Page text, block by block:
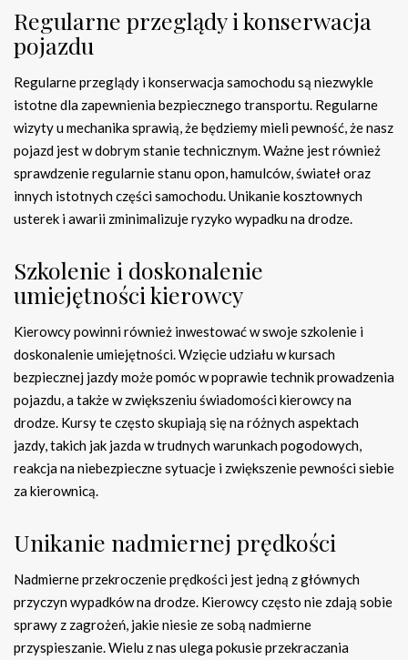
Regularne przeglądy i konserwacja
pojazdu
Regularne przeglądy i konserwacja samochodu są niezwykle
istotne dla zapewnienia bezpiecznego transportu. Regularne
wizyty u mechanika sprawią, że będziemy mieli pewność, że nasz
pojazd jest w dobrym stanie technicznym. Ważne jest również
sprawdzenie regularnie stanu opon, hamulców, świateł oraz
innych istotnych części samochodu. Unikanie kosztownych
usterek i awarii zminimalizuje ryzyko wypadku na drodze.
Szkolenie i doskonalenie
umiejętności kierowcy
Kierowcy powinni również inwestować w swoje szkolenie i
doskonalenie umiejętności. Wzięcie udziału w kursach
bezpiecznej jazdy może pomóc w poprawie technik prowadzenia
pojazdu, a także w zwiększeniu świadomości kierowcy na
drodze. Kursy te często skupiają się na różnych aspektach
jazdy, takich jak jazda w trudnych warunkach pogodowych,
reakcja na niebezpieczne sytuacje i zwiększenie pewności siebie
za kierownicą.
Unikanie nadmiernej prędkości
Nadmierne przekroczenie prędkości jest jedną z głównych
przyczyn wypadków na drodze. Kierowcy często nie zdają sobie
sprawy z zagrożeń, jakie niesie ze sobą nadmierne
przyspieszanie. Wielu z nas ulega pokusie przekraczania